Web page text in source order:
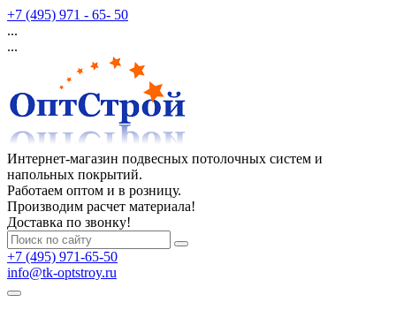
+7 (495) 971 - 65- 50
...
...
Интернет-магазин подвесных потолочных систем и
напольных покрытий.
Работаем оптом и в розницу.
Производим расчет материала!
Доставка по звонку!
+7 (495) 971-65-50
info@tk-optstroy.ru